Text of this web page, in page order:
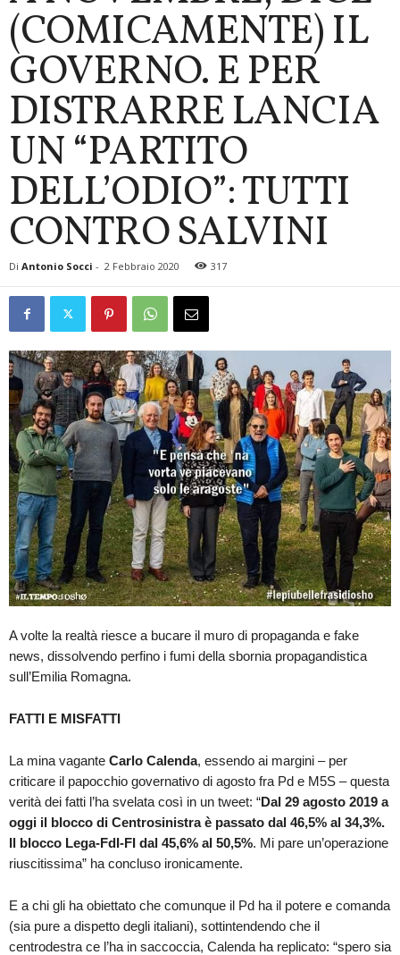
(COMICAMENTE) IL
GOVERNO. E PER
DISTRARRE LANCIA
UN “PARTITO
DELL’ODIO”: TUTTI
CONTRO SALVINI
Di Antonio Socci - 2 Febbraio 2020 317
A volte la realtà riesce a bucare il muro di propaganda e fake
news, dissolvendo perfino i fumi della sbornia propagandistica
sull’Emilia Romagna.
FATTI E MISFATTI
La mina vagante Carlo Calenda, essendo ai margini – per
criticare il papocchio governativo di agosto fra Pd e M5S – questa
verità dei fatti l’ha svelata così in un tweet: “Dal 29 agosto 2019 a
oggi il blocco di Centrosinistra è passato dal 46,5% al 34,3%.
Il blocco Lega-FdI-FI dal 45,6% al 50,5%. Mi pare un’operazione
riuscitissima” ha concluso ironicamente.
E a chi gli ha obiettato che comunque il Pd ha il potere e comanda
(sia pure a dispetto degli italiani), sottintendendo che il
centrodestra ce l’ha in saccoccia, Calenda ha replicato: “spero sia